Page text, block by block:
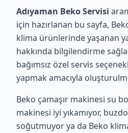
Adıyaman Beko Servisi
için hazırlanan bu sayfa,
klima ürünlerinde yaşanan
hakkında bilgilendirme
bağımsız özel servis
yapmak amacıyla
Beko çamaşır makinesi su
makinesi iyi yıkamıyor,
soğutmuyor ya da Beko